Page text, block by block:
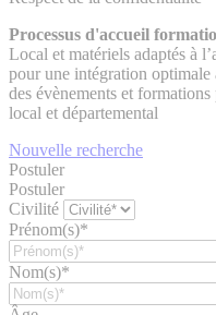
Processus d'accueil
Local et matériels adaptés à
pour une intégration optimale
des évènements et
local et départemental
Nouvelle recherche
Postuler
Postuler
Civilité
Prénom(s)*
Nom(s)*